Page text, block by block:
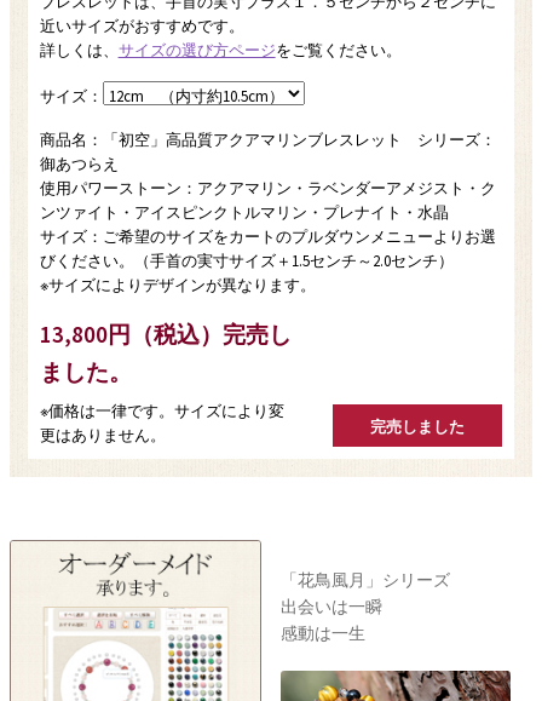
近いサイズがおすすめです。
詳しくは、 サイズの選び方ページをご覧ください。
商品名：「初空」高品質アクアマリンブレスレット シリーズ：
御あつらえ
使用パワーストーン：アクアマリン・ラベンダーアメジスト・ク
ンツァイト・アイスピンクトルマリン・プレナイト・水晶
サイズ：ご希望のサイズをカートのプルダウンメニューよりお選
びください。（手首の実寸サイズ＋1.5センチ～2.0センチ）
※サイズによりデザインが異なります。
13,800円（税込）完売し
ました。
サイズ：
※価格は一律です。サイズにより変
更はありません。
「花鳥風月」シリーズ
出会いは一瞬
感動は一生